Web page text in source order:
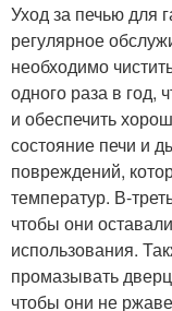
Уход за печью для
регулярное
необходимо
одного раза в год,
и обеспечить
состояние печи и
повреждений,
температур. В-
чтобы они
использования.
промазывать
чтобы они не